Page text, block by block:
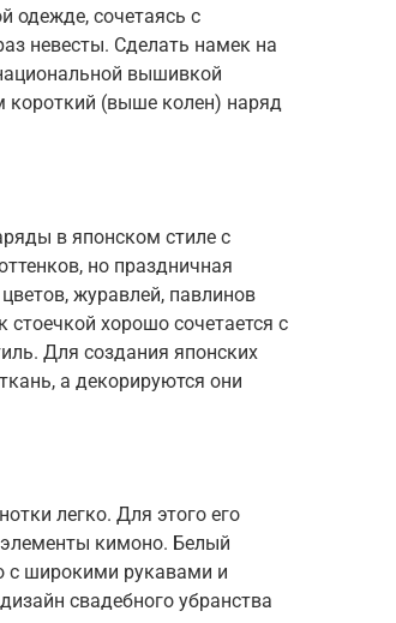
одежде, сочетаясь с
невесты. Сделать намек на
вышивкой
(выше колен) наряд
в японском стиле с
но праздничная
журавлей, павлинов
хорошо сочетается с
Для создания японских
а декорируются они
легко. Для этого его
кимоно. Белый
с широкими рукавами и
свадебного убранства